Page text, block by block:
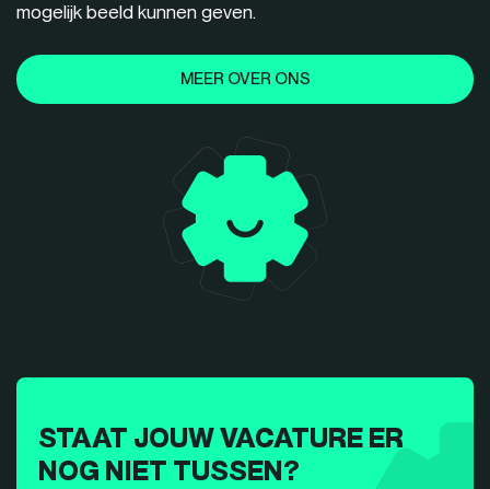
mogelijk beeld kunnen geven.
MEER OVER ONS
STAAT JOUW VACATURE ER
NOG NIET TUSSEN?